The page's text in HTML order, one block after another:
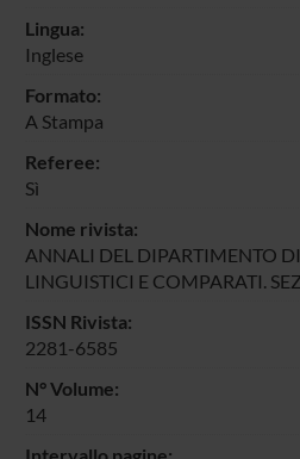
Lingua:
Inglese
Formato:
A Stampa
Referee:
Sì
Nome rivista:
ANNALI DEL DIPARTIMENTO
LINGUISTICI E COMPARATI.
ISSN Rivista:
2281-6585
N° Volume:
14